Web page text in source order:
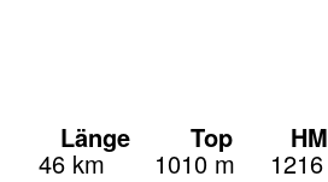
Länge Top
46 km 1010 m